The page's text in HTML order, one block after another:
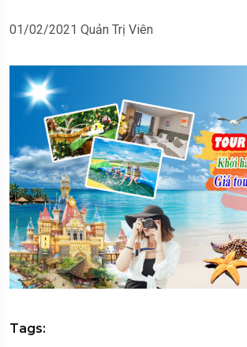
01/02/2021 Quản Trị Viên
Tags: